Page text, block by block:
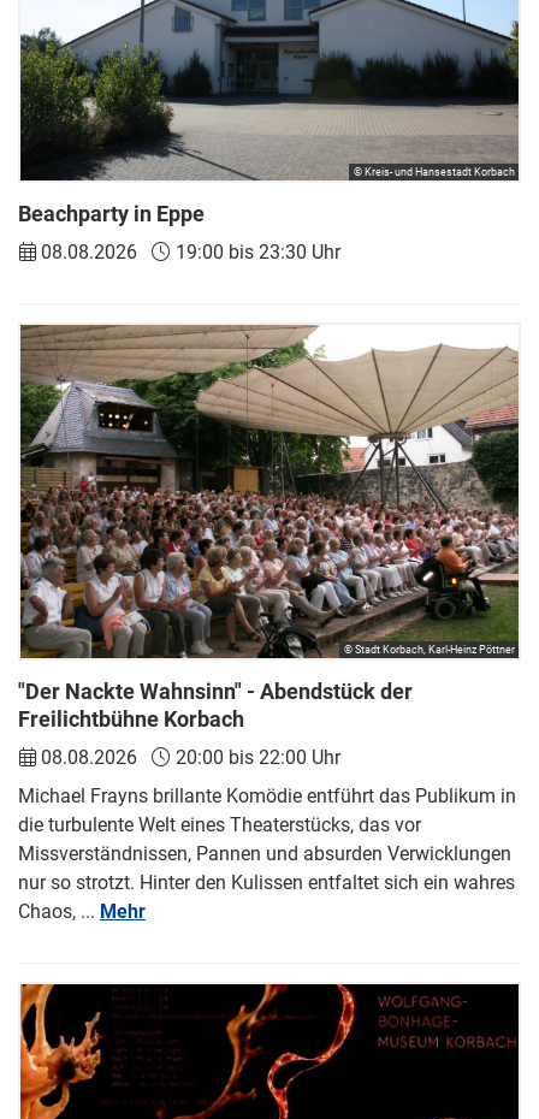
Beachparty in Eppe
08.08.2026 19:00 bis 23:30 Uhr
© Kreis- und Hansestadt Korbach
"Der Nackte Wahnsinn" - Abendstück der
Freilichtbühne Korbach
08.08.2026
20:00 bis 22:00 Uhr
Michael Frayns brillante Komödie entführt das Publikum in
die turbulente Welt eines Theaterstücks, das vor
Missverständnissen, Pannen und absurden Verwicklungen
nur so strotzt. Hinter den Kulissen entfaltet sich ein wahres
Chaos, ... Mehr
© Stadt Korbach, Karl-Heinz Pöttner